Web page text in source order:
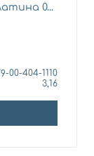
0...
00-404-1110
3,16